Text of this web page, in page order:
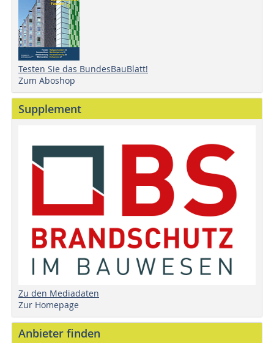
Testen Sie das BundesBauBlatt!
Zum Aboshop
Supplement
Zu den Mediadaten
Zur Homepage
Anbieter finden